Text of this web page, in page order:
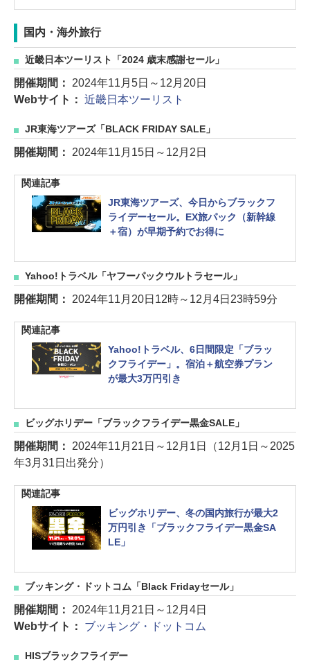
国内・海外旅行
近畿日本ツーリスト「2024 歳末感謝セール」
開催期間： 2024年11月5日～12月20日
Webサイト： 近畿日本ツーリスト
JR東海ツアーズ「BLACK FRIDAY SALE」
開催期間： 2024年11月15日～12月2日
関連記事
JR東海ツアーズ、今日からブラックフ
ライデーセール。EX旅パック（新幹線
＋宿）が早期予約でお得に
Yahoo!トラベル「ヤフーパックウルトラセール」
開催期間： 2024年11月20日12時～12月4日23時59分
関連記事
Yahoo!トラベル、6日間限定「ブラッ
クフライデー」。宿泊＋航空券プラン
が最大3万円引き
ビッグホリデー「ブラックフライデー黒金SALE」
開催期間： 2024年11月21日～12月1日（12月1日～2025
年3月31日出発分）
関連記事
ビッグホリデー、冬の国内旅行が最大2
万円引き「ブラックフライデー黒金SA
LE」
ブッキング・ドットコム「Black Fridayセール」
開催期間： 2024年11月21日～12月4日
Webサイト： ブッキング・ドットコム
HISブラックフライデー